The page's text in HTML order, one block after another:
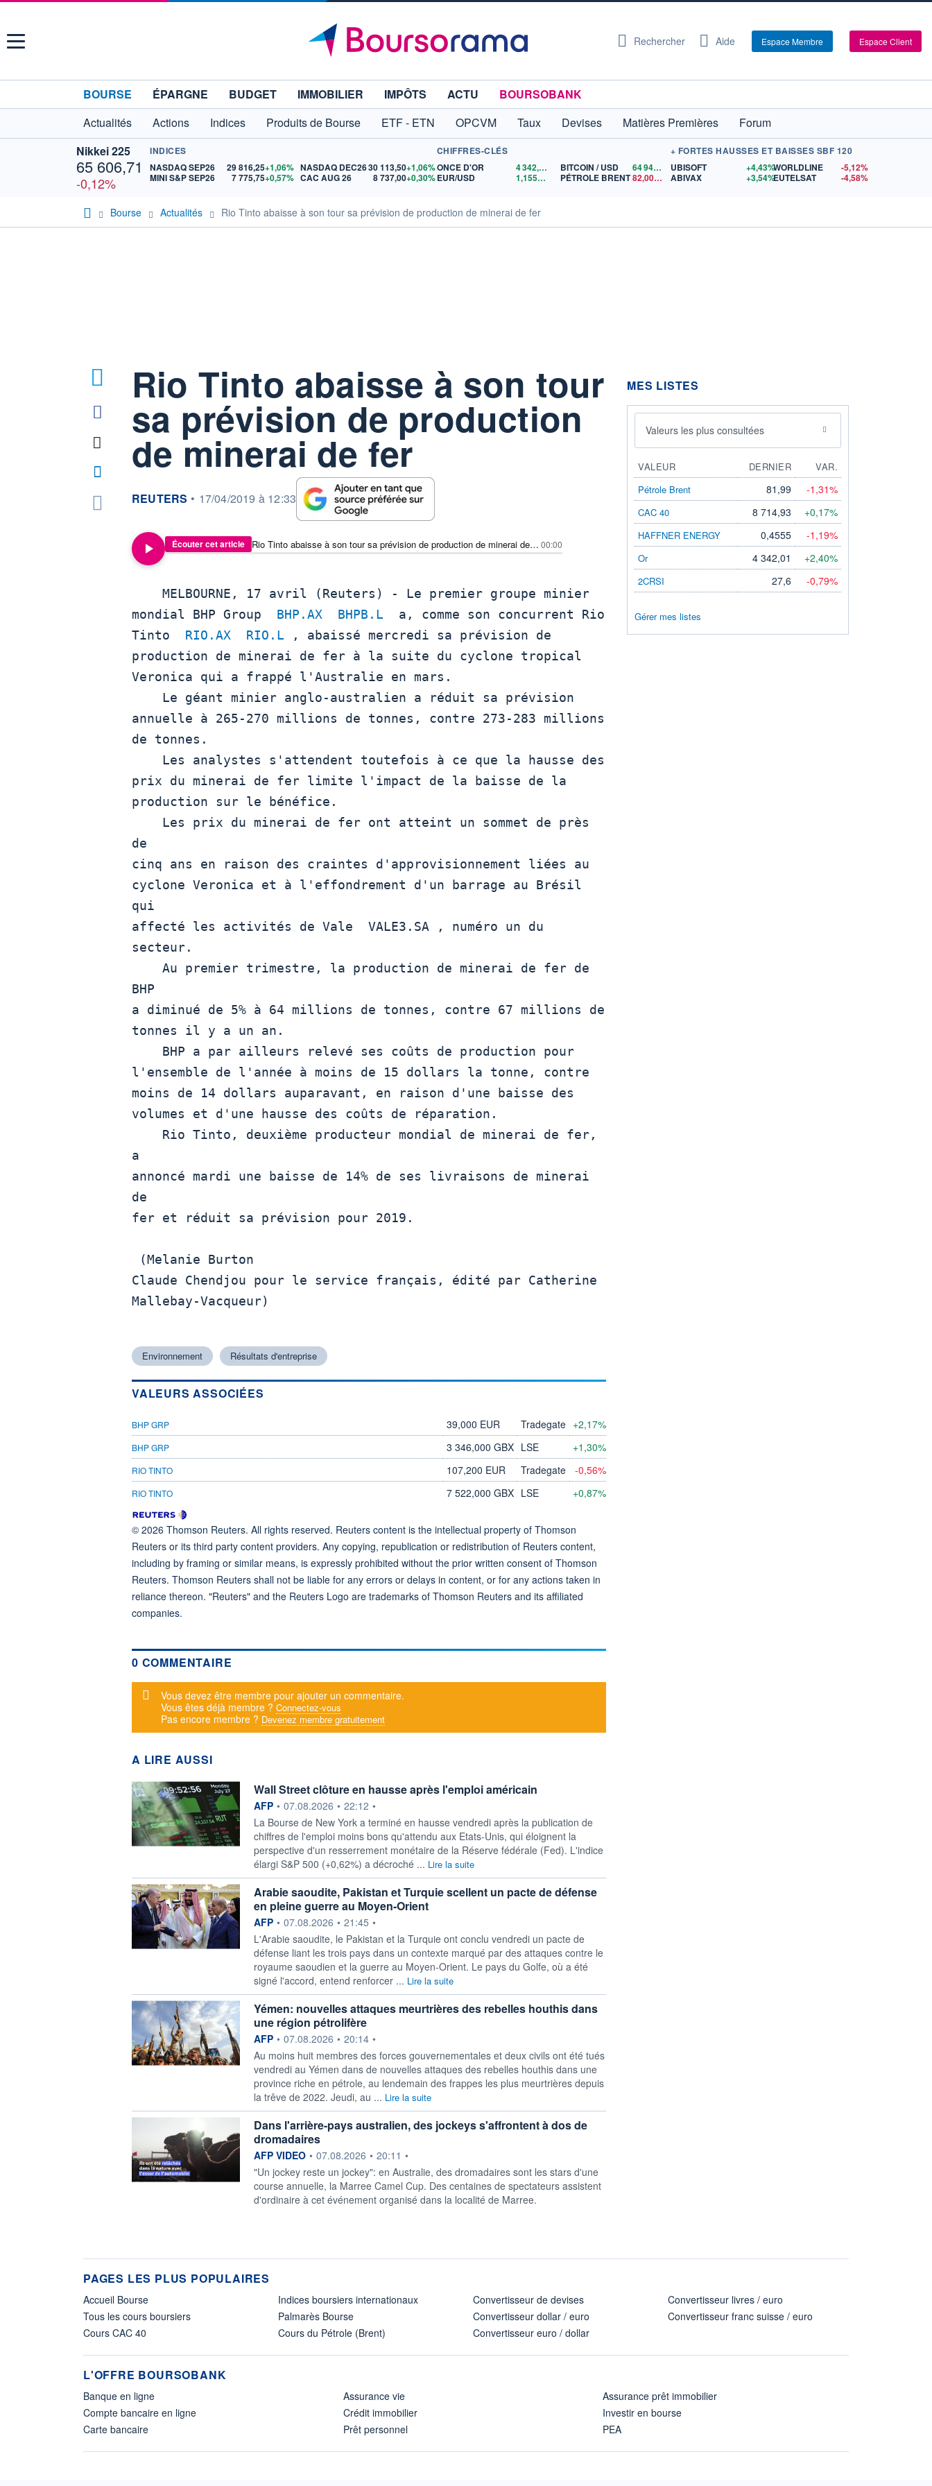
Menu Rechercher Aide Espace Membre Espace Client
BOURSE ÉPARGNE BUDGET IMMOBILIER IMPÔTS ACTU
BOURSOBANK
Actualités
Actions Indices Produits de Bourse ETF - ETN OPCVM Taux Devises Matières Premières
Forum
Nikkei 225
65 606,71
-0,12%
INDICES
NASDAQ SEP26
29 816,25+1,06%
MINI S&P SEP26
7 775,75+0,57%
NASDAQ DEC2630 113,50+1,06%
CAC AUG 26
8 737,00+0,30%
CHIFFRES-CLÉS
ONCE D'OR
4 342,01
$US
EUR/USD
1,1559$US
BITCOIN / USD 64 942,87
$US
PÉTROLE BRENT
82,00
$US
+ FORTES HAUSSES ET BAISSES SBF 120
UBISOFT
+4,43%
ABIVAX
+3,54%
WORLDLINE
-5,12%
EUTELSAT
-4,58%
Bourse Actualités Rio Tinto abaisse à son tour sa prévision de production de minerai de fer
Rio Tinto abaisse à son tour
sa prévision de production
de minerai de fer
information fournie par
REUTERS • 17/04/2019 à 12:33
Écouter cet article Rio Tinto abaisse à son tour sa prévision de production de minerai de fer 00:00
mondial BHP Group BHP.AX BHPB.L
  a, comme son concurrent Rio
Tinto RIO.AX RIO.L , abaissé mercredi sa prévision de
production de minerai de fer à la suite du cyclone tropical
Veronica qui a frappé l'Australie en mars.
annuelle à 265-270 millions de tonnes, contre 273-283 millions
de tonnes.
prix du minerai de fer limite l'impact de la baisse de la
production sur le bénéfice.
de
cinq ans en raison des craintes d'approvisionnement liées au
cyclone Veronica et à l'effondrement d'un barrage au Brésil
qui
affecté les activités de Vale  VALE3.SA , numéro un du
secteur.
BHP
a diminué de 5% à 64 millions de tonnes, contre 67 millions de
tonnes il y a un an.
l'ensemble de l'année à moins de 15 dollars la tonne, contre
moins de 14 dollars auparavant, en raison d'une baisse des
volumes et d'une hausse des coûts de réparation.
a
annoncé mardi une baisse de 14% de ses livraisons de minerai
de
fer et réduit sa prévision pour 2019.
Claude Chendjou pour le service français, édité par Catherine
Mallebay-Vacqueur)
Environnement Résultats d'entreprise
VALEURS ASSOCIÉES
BHP GRP 39,000 EUR Tradegate +2,17%
BHP GRP 3 346,000 GBX LSE +1,30%
RIO TINTO 107,200 EUR Tradegate -0,56%
RIO TINTO 7 522,000 GBX LSE +0,87%
© 2026 Thomson Reuters. All rights reserved. Reuters content is the intellectual property of Thomson
Reuters or its third party content providers. Any copying, republication or redistribution of Reuters content,
including by framing or similar means, is expressly prohibited without the prior written consent of Thomson
Reuters. Thomson Reuters shall not be liable for any errors or delays in content, or for any actions taken in
reliance thereon. "Reuters" and the Reuters Logo are trademarks of Thomson Reuters and its affiliated
companies.
0 COMMENTAIRE
Message d'alerte
Vous devez être membre pour ajouter un commentaire.
Vous êtes déjà membre ? Connectez-vous
Pas encore membre ? Devenez membre gratuitement
A LIRE AUSSI
Wall Street clôture en hausse après l'emploi américain
information fournie par
AFP • 07.08.2026 • 22:12 •
La Bourse de New York a terminé en hausse vendredi après la publication de
chiffres de l'emploi moins bons qu'attendu aux Etats-Unis, qui éloignent la
perspective d'un resserrement monétaire de la Réserve fédérale (Fed). L'indice
élargi S&P 500 (+0,62%) a décroché ... Lire la suite
Arabie saoudite, Pakistan et Turquie scellent un pacte de défense
en pleine guerre au Moyen-Orient
information fournie par
AFP • 07.08.2026 • 21:45 •
L'Arabie saoudite, le Pakistan et la Turquie ont conclu vendredi un pacte de
défense liant les trois pays dans un contexte marqué par des attaques contre le
royaume saoudien et la guerre au Moyen-Orient. Le pays du Golfe, où a été
signé l'accord, entend renforcer ... Lire la suite
Yémen: nouvelles attaques meurtrières des rebelles houthis dans
une région pétrolifère
information fournie par
AFP • 07.08.2026 • 20:14 •
Au moins huit membres des forces gouvernementales et deux civils ont été tués
vendredi au Yémen dans de nouvelles attaques des rebelles houthis dans une
province riche en pétrole, au lendemain des frappes les plus meurtrières depuis
la trêve de 2022. Jeudi, au ... Lire la suite
Dans l'arrière-pays australien, des jockeys s'affrontent à dos de
dromadaires
information fournie par
AFP VIDEO • 07.08.2026 • 20:11 •
"Un jockey reste un jockey": en Australie, des dromadaires sont les stars d'une
course annuelle, la Marree Camel Cup. Des centaines de spectateurs assistent
d'ordinaire à cet événement organisé dans la localité de Marree.
MES LISTES
Valeurs les plus consultées
VALEUR DERNIER
VAR.
Pétrole Brent
81,99 -1,31%
CAC 40 8 714,93 +0,17%
HAFFNER ENERGY 0,4555 -1,19%
Or 4 342,01 +2,40%
2CRSI 27,6 -0,79%
Gérer mes listes
PAGES LES PLUS POPULAIRES
Accueil Bourse
Tous les cours boursiers
Cours CAC 40
Indices boursiers internationaux
Palmarès Bourse
Cours du Pétrole (Brent)
Convertisseur de devises
Convertisseur dollar / euro
Convertisseur euro / dollar
Convertisseur livres / euro
Convertisseur franc suisse / euro
L'OFFRE BOURSOBANK
Banque en ligne
Compte bancaire en ligne
Carte bancaire
Assurance vie
Crédit immobilier
Prêt personnel
Assurance prêt immobilier
Investir en bourse
PEA